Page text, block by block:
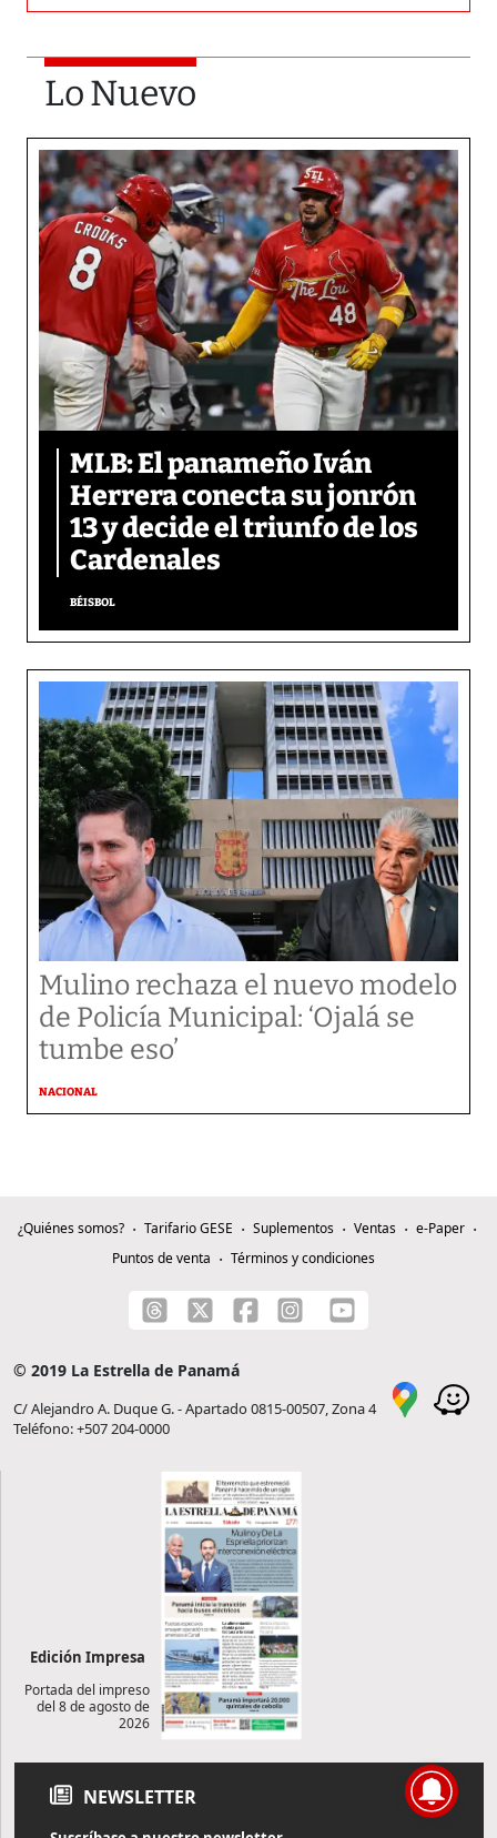
Lo Nuevo
MLB: El panameño Iván
Herrera conecta su jonrón
13 y decide el triunfo de los
Cardenales
BÉISBOL
Mulino rechaza el nuevo modelo
de Policía Municipal: ‘Ojalá se
tumbe eso’
NACIONAL
¿Quiénes somos? Tarifario GESE Suplementos Ventas
e-Paper
Puntos de venta
Términos y condiciones
© 2019 La Estrella de Panamá
C/ Alejandro A. Duque G. - Apartado 0815-00507, Zona 4
Teléfono: +507 204-0000
Edición Impresa
Portada del impreso
del 8 de agosto de
2026
NEWSLETTER